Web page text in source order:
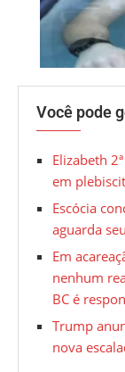
Você pode
Elizabeth
em
Escócia
aguarda
Em
nenhum
BC é
Trump
nova